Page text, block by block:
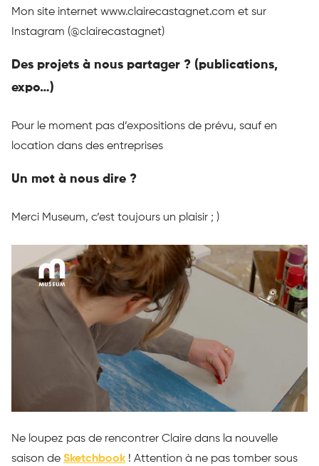
Mon site internet www.clairecastagnet.com et sur
Instagram (@clairecastagnet)
Des projets à nous partager ? (publications,
expo…)
Pour le moment pas d’expositions de prévu, sauf en
location dans des entreprises
Un mot à nous dire ?
Merci Museum, c’est toujours un plaisir ; )
Ne loupez pas de rencontrer Claire dans la nouvelle
saison de Sketchbook ! Attention à ne pas tomber sous